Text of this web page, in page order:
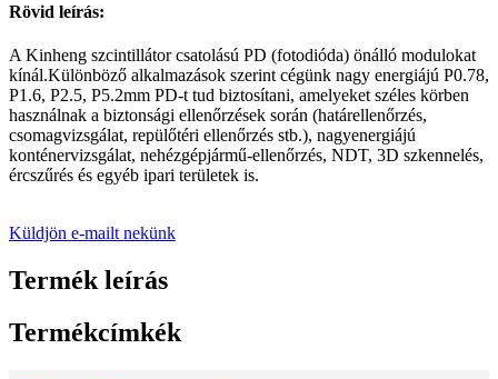
Rövid leírás:
A Kinheng szcintillátor csatolású PD (fotodióda) önálló modulokat
kínál.Különböző alkalmazások szerint cégünk nagy energiájú P0.78,
P1.6, P2.5, P5.2mm PD-t tud biztosítani, amelyeket széles körben
használnak a biztonsági ellenőrzések során (határellenőrzés,
csomagvizsgálat, repülőtéri ellenőrzés stb.), nagyenergiájú
konténervizsgálat, nehézgépjármű-ellenőrzés, NDT, 3D szkennelés,
ércszűrés és egyéb ipari területek is.
Küldjön e-mailt nekünk
Termék leírás
Termékcímkék